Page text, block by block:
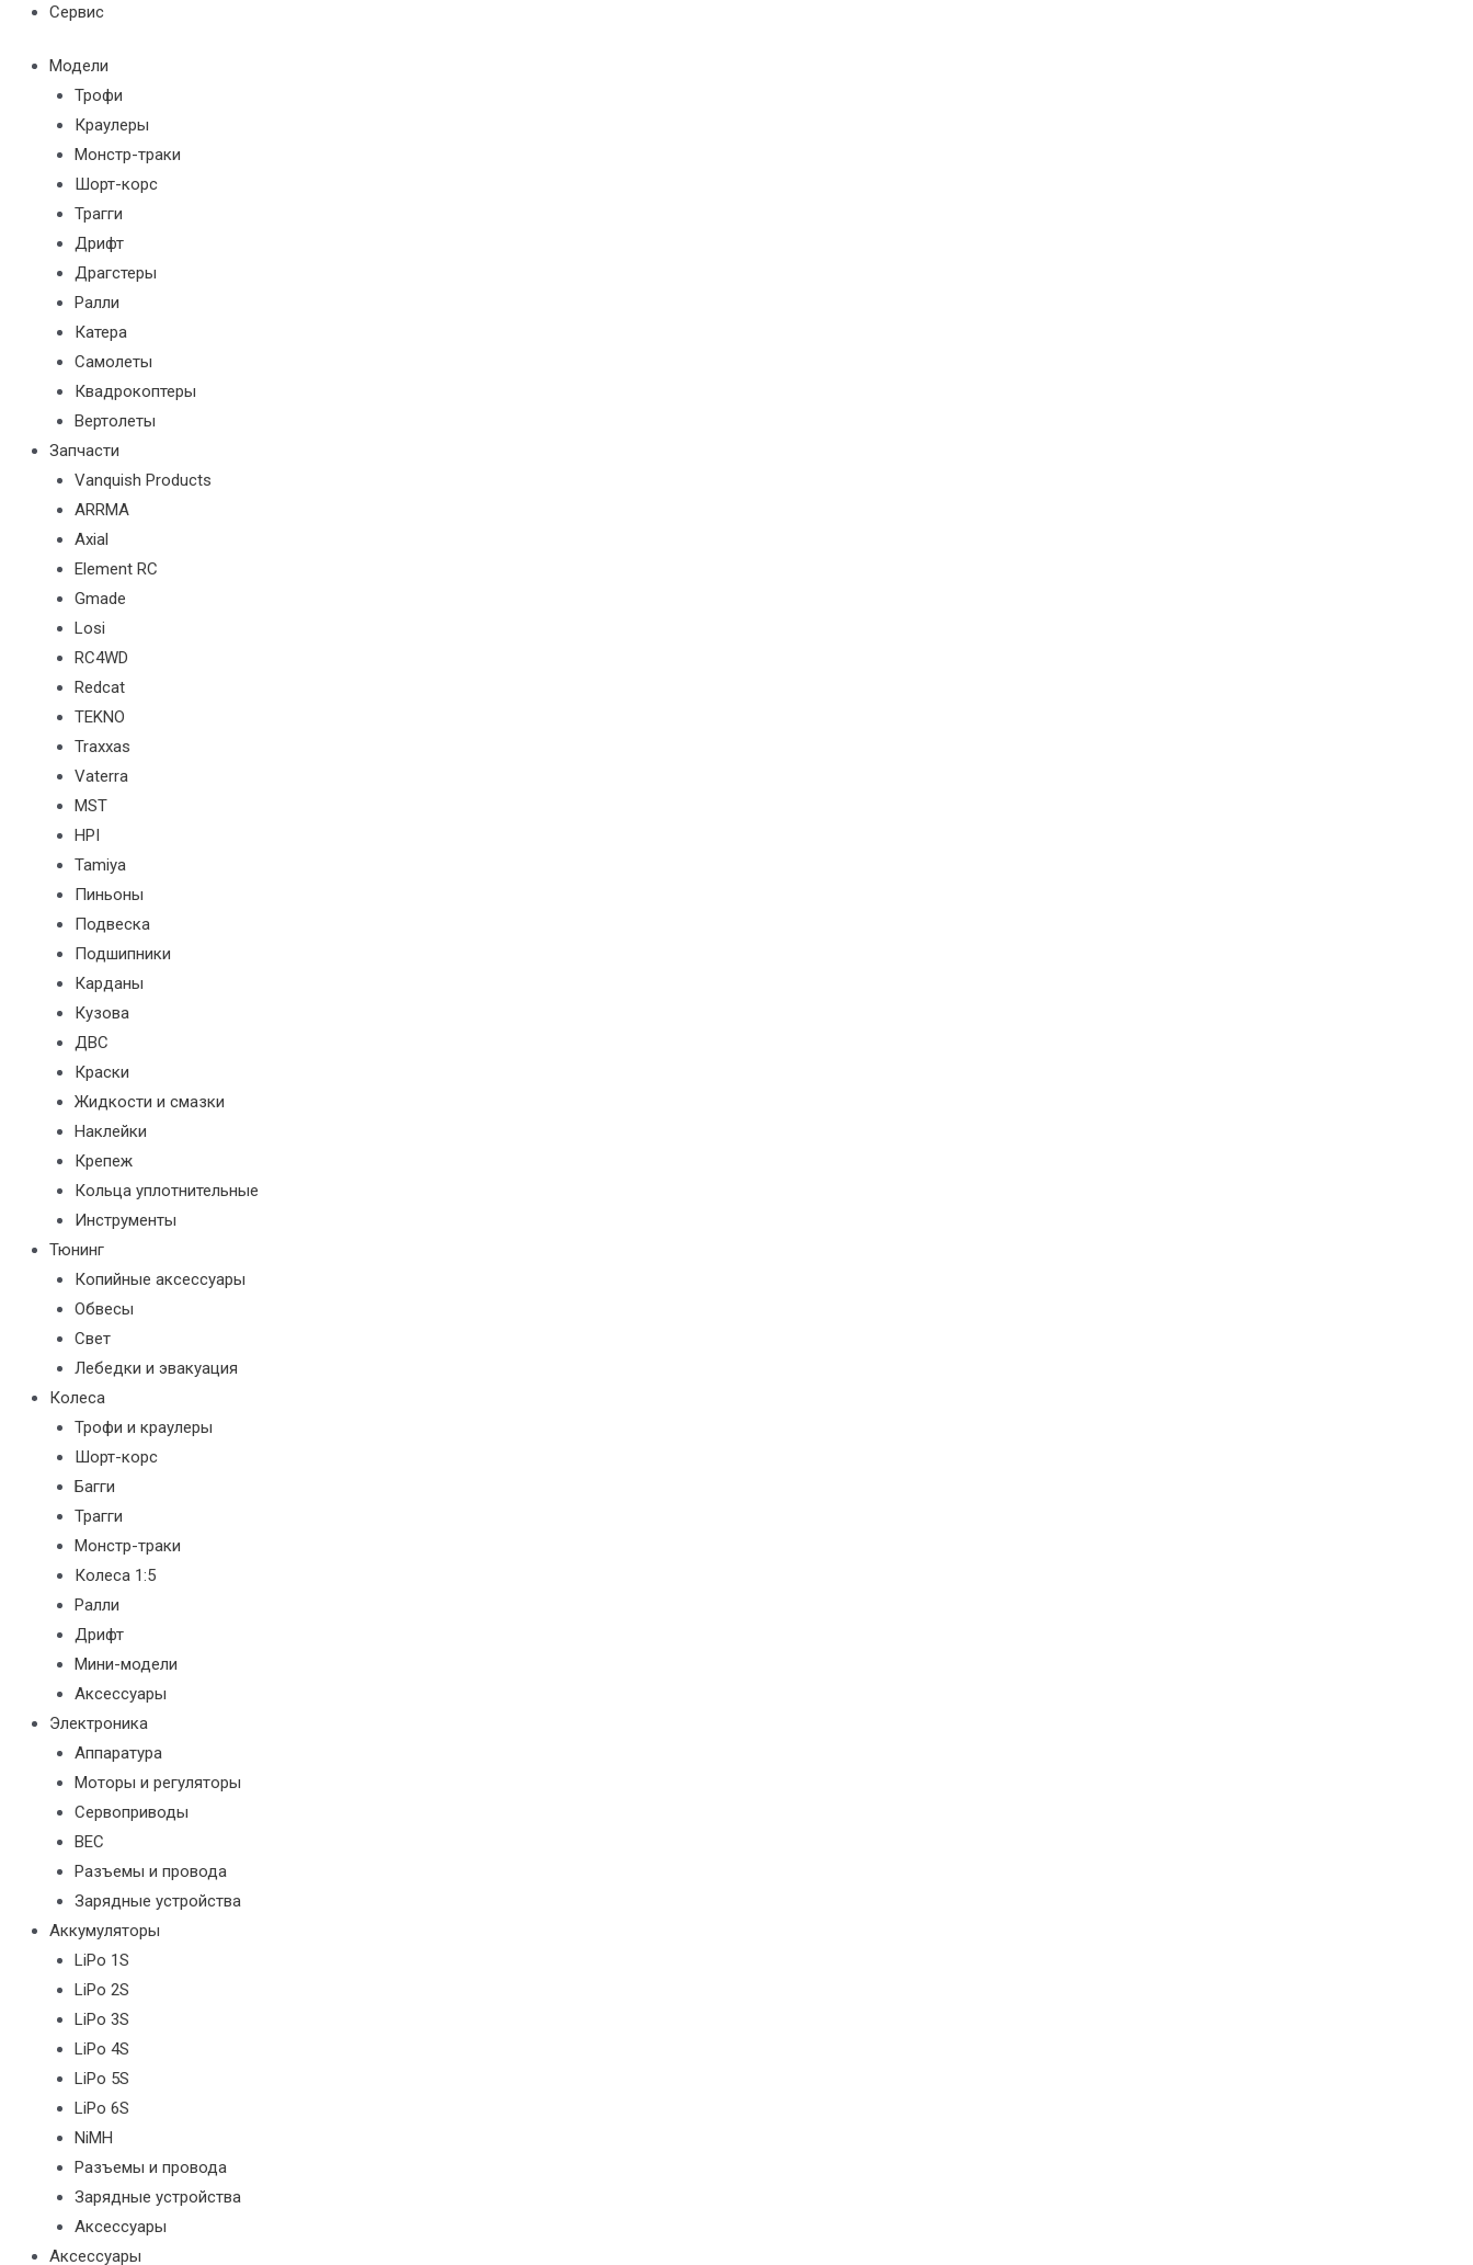
Сервис
Модели
Трофи
Краулеры
Монстр-траки
Шорт-корс
Трагги
Дрифт
Драгстеры
Ралли
Катера
Самолеты
Квадрокоптеры
Вертолеты
Запчасти
Vanquish Products
ARRMA
Axial
Element RC
Gmade
Losi
RC4WD
Redcat
TEKNO
Traxxas
Vaterra
MST
HPI
Tamiya
Пиньоны
Подвеска
Подшипники
Карданы
Кузова
ДВС
Краски
Жидкости и смазки
Наклейки
Крепеж
Кольца уплотнительные
Инструменты
Тюнинг
Копийные аксессуары
Обвесы
Свет
Лебедки и эвакуация
Колеса
Трофи и краулеры
Шорт-корс
Багги
Трагги
Монстр-траки
Колеса 1:5
Ралли
Дрифт
Мини-модели
Аксессуары
Электроника
Аппаратура
Моторы и регуляторы
Сервоприводы
BEC
Разъемы и провода
Зарядные устройства
Аккумуляторы
LiPo 1S
LiPo 2S
LiPo 3S
LiPo 4S
LiPo 5S
LiPo 6S
NiMH
Разъемы и провода
Зарядные устройства
Аксессуары
Аксессуары